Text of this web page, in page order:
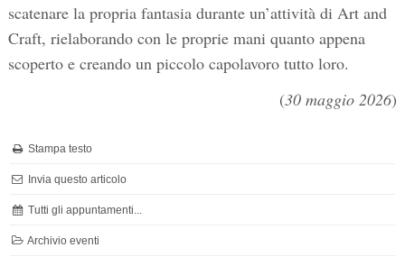
scatenare la propria fantasia durante un’attività di Art and
Craft, rielaborando con le proprie mani quanto appena
scoperto e creando un piccolo capolavoro tutto loro.
(30 maggio 2026)
Stampa testo
Invia questo articolo
Tutti gli appuntamenti...
Archivio eventi